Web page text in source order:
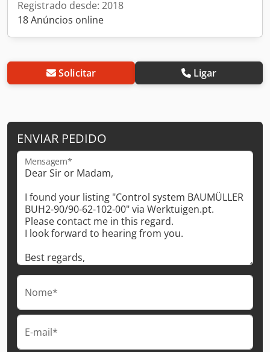
Registrado desde: 2018
18 Anúncios online
Solicitar Ligar
ENVIAR PEDIDO
Mensagem*
Nome*
E-mail*